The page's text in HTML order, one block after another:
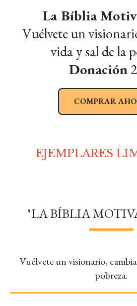
La Bíblia
Vuélvete un
vida y sal de la
Donación
COMPRAR
EJEMPLARES
"LA BÍBLIA
Vuélvete un visionario,
pobreza.